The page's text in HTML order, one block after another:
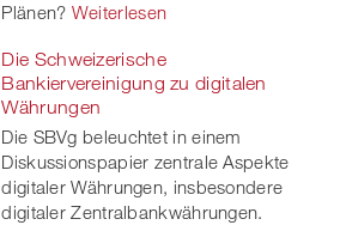
Plänen? Weiterlesen
Die Schweizerische
Bankiervereinigung zu digitalen
Währungen
Die SBVg beleuchtet in einem
Diskussionspapier zentrale Aspekte
digitaler Währungen, insbesondere
digitaler Zentralbankwährungen.